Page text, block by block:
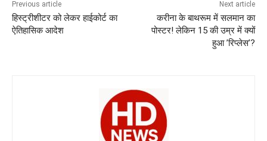
o
k
p
Previous article
हिस्ट्रीशीटर को लेकर हाईकोर्ट का
ऐतिहासिक आदेश
Next article
करीना के बाथरूम में सलमान का
पोस्टर! लेकिन 15 की उम्र में क्यों
हुआ ’रिप्लेस’?